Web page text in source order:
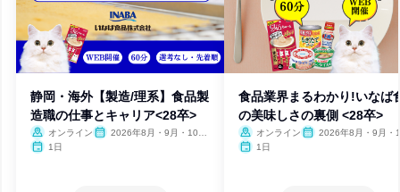
静岡・海外【製造/理系】食品製
造職の仕事とキャリア<28卒>
オンライン
2026年8月・9月・10
1日
食品業界まるわかり!いなば
の美味しさの裏側 <28卒>
オンライン
2026年8月・9月・
1日